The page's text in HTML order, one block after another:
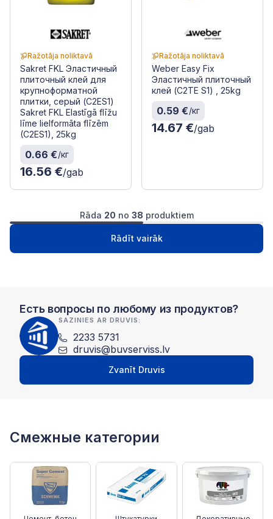
Ražotāja noliktavā
Sakret FKL Эластичный
плиточный клей для
крупноформатной
плитки, серый (C2ES1)
Sakret FKL Elastīgā flīžu
līme lielformāta flīzēm
(C2ES1), 25kg
0.66 €/кг
16.56 €/gab
Ražotāja noliktavā
Weber Easy Fix
Эластичный плиточный
клей (C2TE S1) , 25kg
0.59 €/кг
14.67 €/gab
Rāda 20 no 38 produktiem
Rādīt vairāk
1 2 Следущая
Есть вопросы по любому из продуктов?
SAZINIES AR DRUVIS:
2233 5731
druvis@buvserviss.lv
Zvanīt Druvis
Смежные категории